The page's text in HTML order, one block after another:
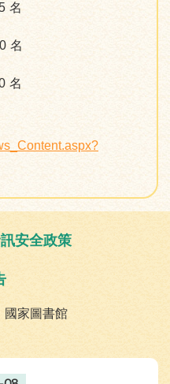
名
名
名
安全政策
國家圖書館